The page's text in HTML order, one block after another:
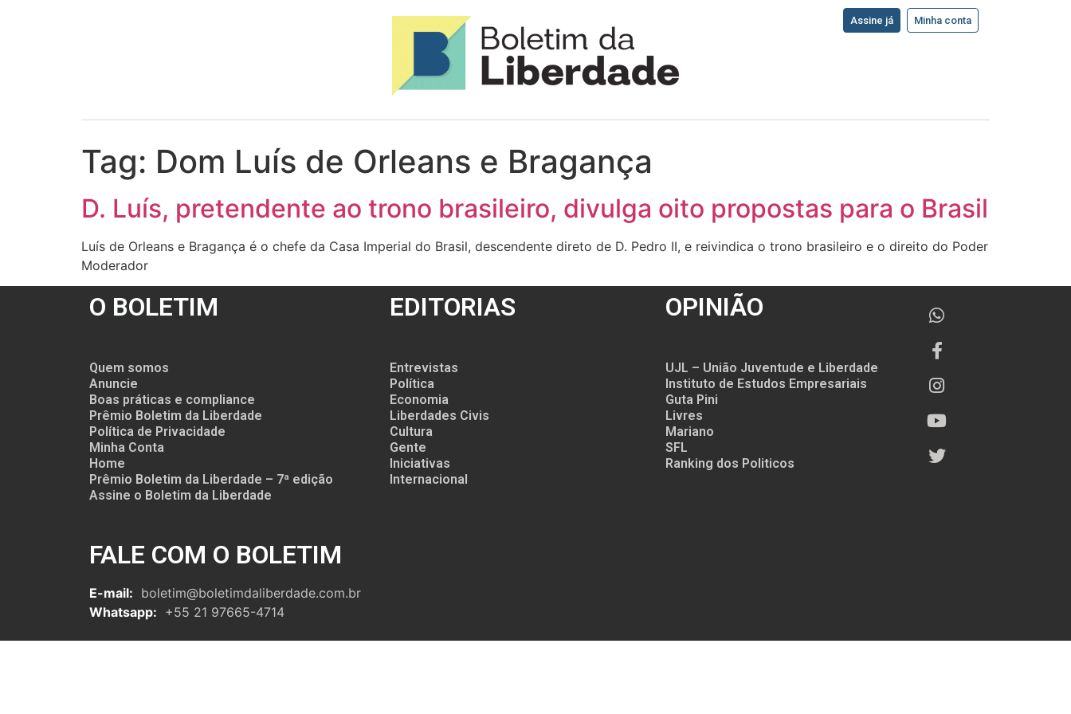
Assine já Minha conta
Tag: Dom Luís de Orleans e Bragança
D. Luís, pretendente ao trono brasileiro, divulga oito propostas para o Brasil
Luís de Orleans e Bragança é o chefe da Casa Imperial do Brasil, descendente direto de D. Pedro II, e reivindica o trono brasileiro e o direito do Poder
Moderador
O BOLETIM
Quem somos
Anuncie
Boas práticas e compliance
Prêmio Boletim da Liberdade
Política de Privacidade
Minha Conta
Home
Prêmio Boletim da Liberdade – 7ª edição
Assine o Boletim da Liberdade
FALE COM O BOLETIM
E-mail: boletim@boletimdaliberdade.com.br
Whatsapp: +55 21 97665-4714
EDITORIAS
Entrevistas
Política
Economia
Liberdades Civis
Cultura
Gente
Iniciativas
Internacional
OPINIÃO
UJL – União Juventude e Liberdade
Instituto de Estudos Empresariais
Guta Pini
Livres
Mariano
SFL
Ranking dos Politicos